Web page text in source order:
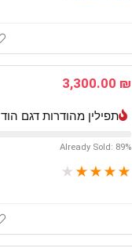
3,300.00 ₪
תפילין מהודרות דגם הוד
Already Sold: 89%
★
★
★
★
★